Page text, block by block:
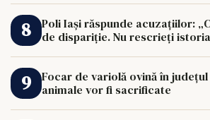
Poli Iași răspunde acuzațiilor:
de dispariție. Nu rescrieți
Focar de variolă ovină în județul
animale vor fi sacrificate